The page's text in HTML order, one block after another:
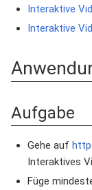
Interaktive
Interaktive
Aufgabe
Gehe auf
Interaktives
Füge